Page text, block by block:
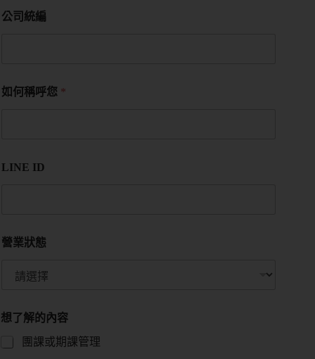
公司統編
如何稱呼您 *
LINE ID
營業狀態
想了解的內容
團課或期課管理